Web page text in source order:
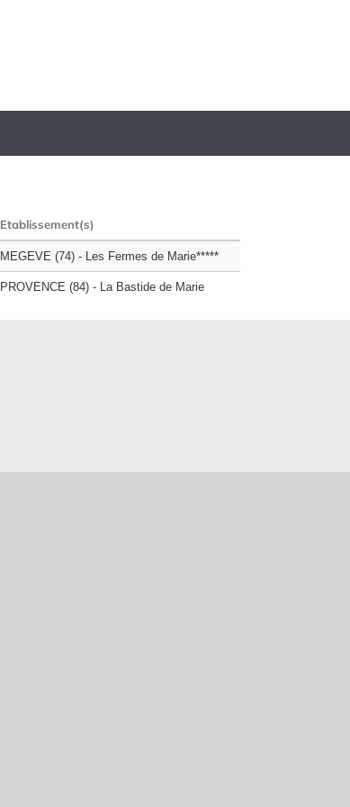
Etablissement(s)
MEGEVE (74) - Les Fermes de Marie*****
PROVENCE (84) - La Bastide de Marie